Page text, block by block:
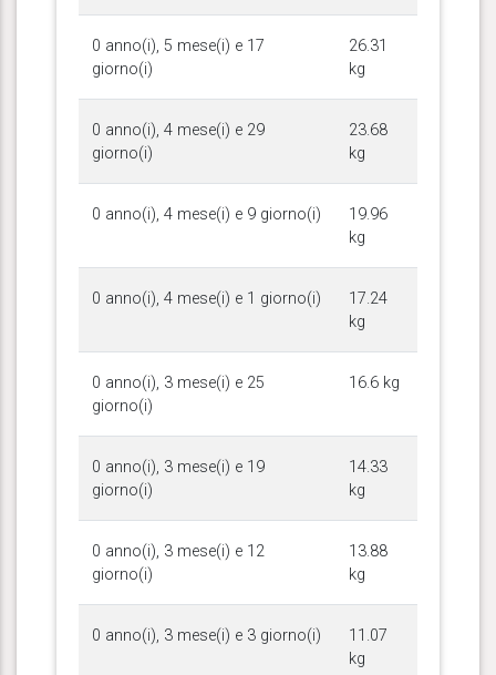
0 anno(i), 5 mese(i) e 17
giorno(i)
26.31
kg
0 anno(i), 4 mese(i) e 29
giorno(i)
23.68
kg
0 anno(i), 4 mese(i) e 9 giorno(i)
19.96
kg
0 anno(i), 4 mese(i) e 1 giorno(i)
17.24
kg
0 anno(i), 3 mese(i) e 25
giorno(i)
16.6 kg
0 anno(i), 3 mese(i) e 19
giorno(i)
14.33
kg
0 anno(i), 3 mese(i) e 12
giorno(i)
13.88
kg
0 anno(i), 3 mese(i) e 3 giorno(i)
11.07
kg